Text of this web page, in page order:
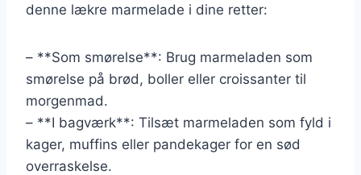
denne lækre marmelade i dine retter:
– **Som smørelse**: Brug marmeladen som
smørelse på brød, boller eller croissanter til
morgenmad.
– **I bagværk**: Tilsæt marmeladen som fyld i
kager, muffins eller pandekager for en sød
overraskelse.